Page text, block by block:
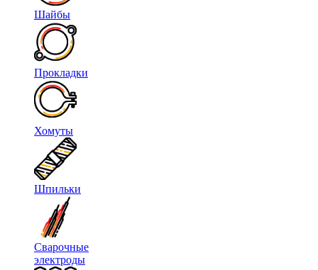
Шайбы
Прокладки
Хомуты
Шпильки
Сварочные
электроды